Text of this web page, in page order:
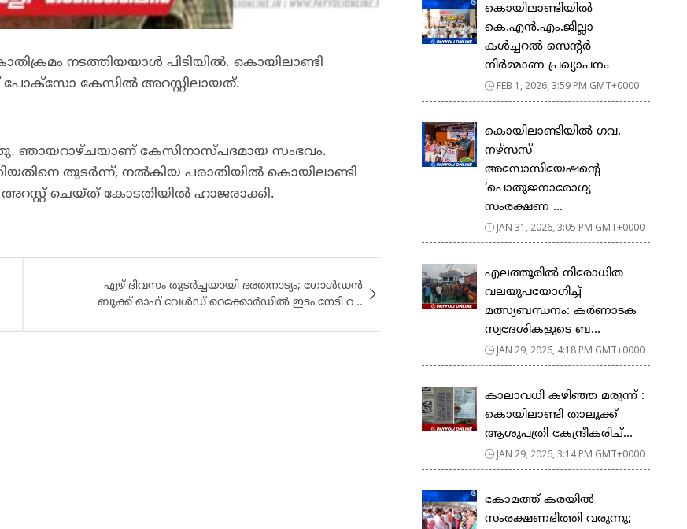
നടത്തിയയാൾ പിടിയിൽ. കൊയിലാണ്ടി
പോക്സോ കേസിൽ അറസ്റ്റിലായത്.
ഞായറാഴ്ചയാണ് കേസിനാസ്പദമായ സംഭവം.
തുടർന്ന്, നൽകിയ പരാതിയിൽ കൊയിലാണ്ടി
ചെയ്ത് കോടതിയിൽ ഹാജരാക്കി.
ഏഴ് ദിവസം തുടർച്ചയായി ഭരതനാട്യം; ഗോൾഡൻ
ബുക്ക് ഓഫ് വേൾഡ് റെക്കോർഡിൽ ഇടം നേടി റ ..
കൊയിലാണ്ടിയിൽ
കെ.എൻ.എം.ജില്ലാ
കൾച്ചറൽ സെന്റർ
നിർമ്മാണ പ്രഖ്യാപനം
FEB 1, 2026, 3:59 PM GMT+0000
കൊയിലാണ്ടിയിൽ ഗവ.
നഴ്സസ്
അസോസിയേഷന്റെ
‘പൊതുജനാരോഗ്യ
സംരക്ഷണ ...
JAN 31, 2026, 3:05 PM GMT+0000
എലത്തൂരിൽ നിരോധിത
വലയുപയോഗിച്ച്
മത്സ്യബന്ധനം: കർണാടക
സ്വദേശികളുടെ ബ...
JAN 29, 2026, 4:18 PM GMT+0000
കാലാവധി കഴിഞ്ഞ മരുന്ന് :
കൊയിലാണ്ടി താലൂക്ക്
ആശുപത്രി കേന്ദ്രീകരിച്...
JAN 29, 2026, 3:14 PM GMT+0000
കോമത്ത് കരയിൽ
സംരക്ഷണഭിത്തി വരുന്നു;